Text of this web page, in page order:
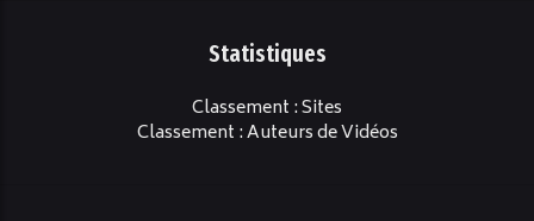
Statistiques
Classement : Sites
Classement : Auteurs de Vidéos